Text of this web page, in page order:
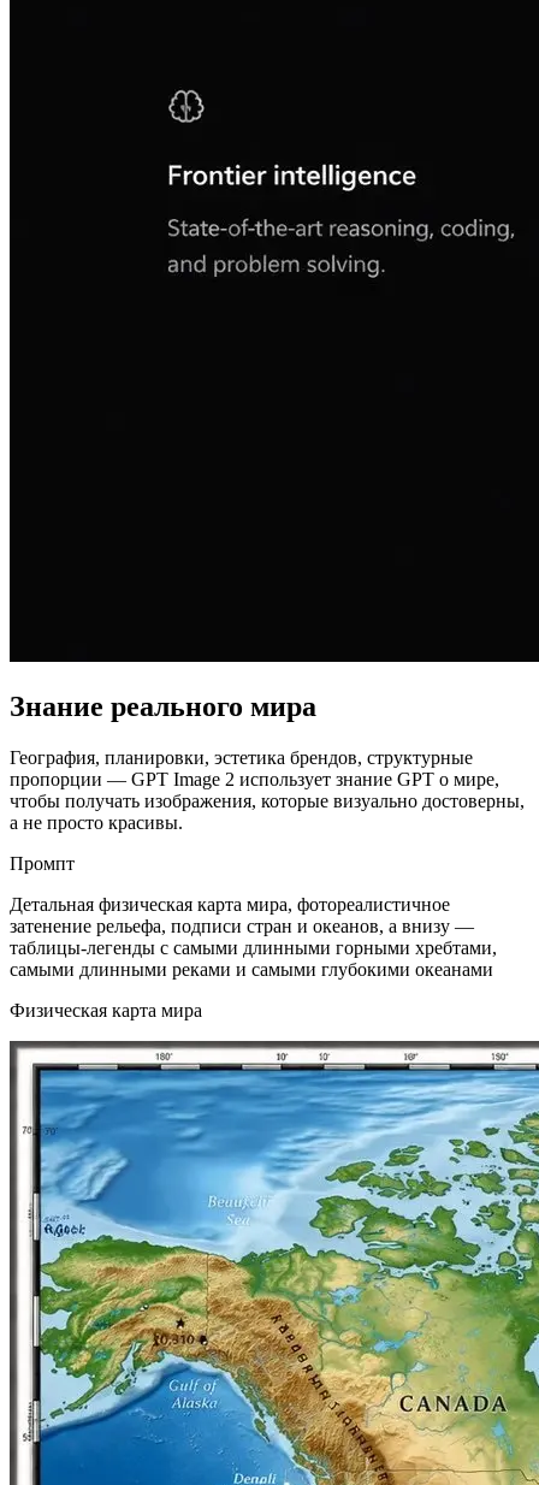
Знание реального мира
География, планировки, эстетика брендов, структурные
пропорции — GPT Image 2 использует знание GPT о мире,
чтобы получать изображения, которые визуально достоверны,
а не просто красивы.
Промпт
Детальная физическая карта мира, фотореалистичное
затенение рельефа, подписи стран и океанов, а внизу —
таблицы-легенды с самыми длинными горными хребтами,
самыми длинными реками и самыми глубокими океанами
Физическая карта мира